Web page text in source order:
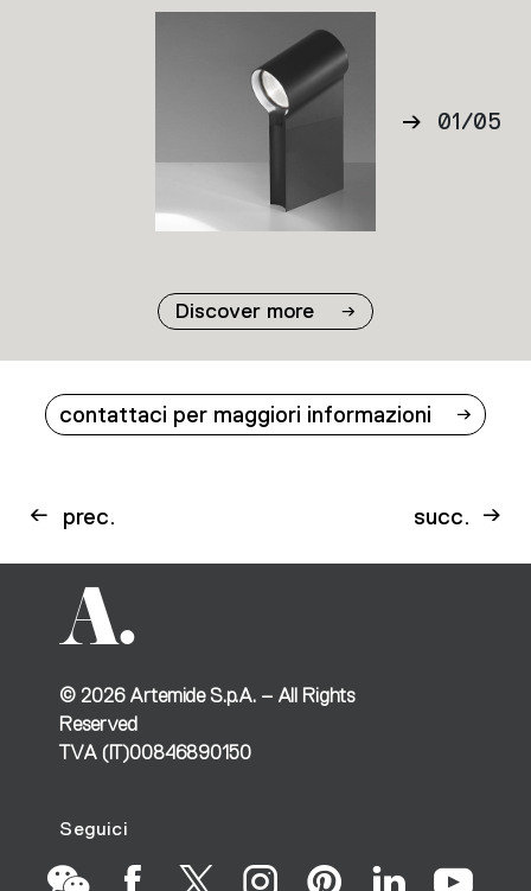
Discover more
01/05
contattaci per maggiori informazioni
prec. succ.
© 2026Artemide S.p.A. – All Rights
Reserved
TVA (IT)00846890150
Seguici